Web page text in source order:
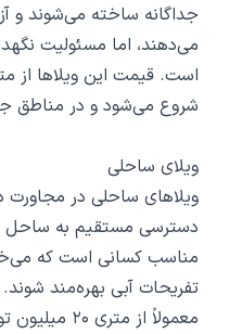
جداگانه ساخته می‌شوند و
می‌دهند، اما مسئولیت
شروع می‌شود و در مناطق
ویلای ساحلی
ویلاهای ساحلی در مجاورت
دسترسی مستقیم به ساحل
مناسب کسانی است که
تفریحات آبی بهره‌مند
معمولاً از